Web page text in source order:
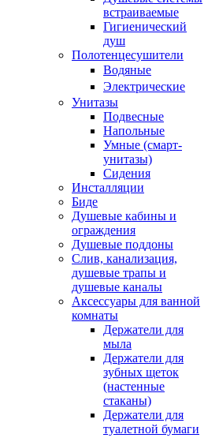
встраиваемые
Гигиенический
душ
Полотенцесушители
ㅤВодяные
ㅤЭлектрические
Унитазы
Подвесные
Напольные
Умные (смарт-
унитазы)
Сидения
Инсталляции
Биде
Душевые кабины и
ограждения
Душевые поддоны
Слив, канализация,
душевые трапы и
душевые каналы
Аксессуары для ванной
комнаты
Держатели для
мыла
Держатели для
зубных щеток
(настенные
стаканы)
Держатели для
туалетной бумаги